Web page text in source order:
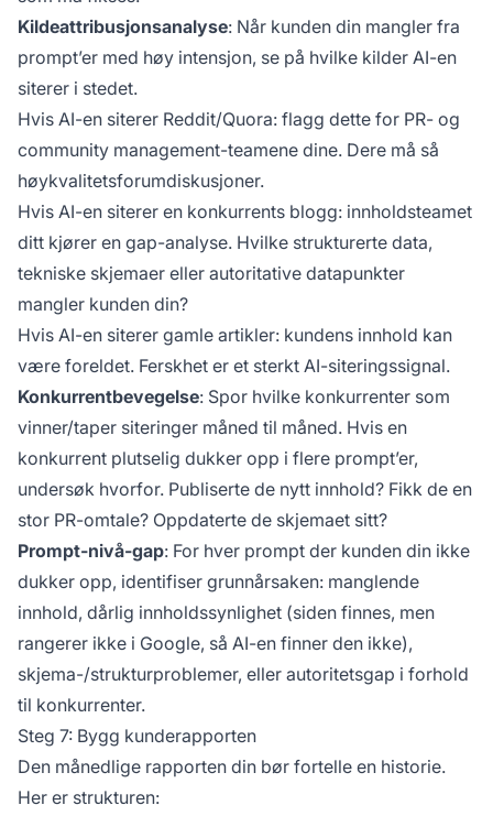
Kildeattribusjonsanalyse: Når kunden din mangler fra
prompt’er med høy intensjon, se på hvilke kilder AI-en
siterer i stedet.
Hvis AI-en siterer Reddit/Quora: flagg dette for PR- og
community management-teamene dine. Dere må så
høykvalitetsforumdiskusjoner.
Hvis AI-en siterer en konkurrents blogg: innholdsteamet
ditt kjører en gap-analyse. Hvilke strukturerte data,
tekniske skjemaer eller autoritative datapunkter
mangler kunden din?
Hvis AI-en siterer gamle artikler: kundens innhold kan
være foreldet. Ferskhet er et sterkt AI-siteringssignal.
Konkurrentbevegelse: Spor hvilke konkurrenter som
vinner/taper siteringer måned til måned. Hvis en
konkurrent plutselig dukker opp i flere prompt’er,
undersøk hvorfor. Publiserte de nytt innhold? Fikk de en
stor PR-omtale? Oppdaterte de skjemaet sitt?
Prompt-nivå-gap: For hver prompt der kunden din ikke
dukker opp, identifiser grunnårsaken: manglende
innhold, dårlig innholdssynlighet (siden finnes, men
rangerer ikke i Google, så AI-en finner den ikke),
skjema-/strukturproblemer, eller autoritetsgap i forhold
til konkurrenter.
Steg 7: Bygg kunderapporten
Den månedlige rapporten din bør fortelle en historie.
Her er strukturen: